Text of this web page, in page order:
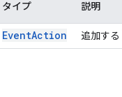
タイプ 説明
EventAction 追加する